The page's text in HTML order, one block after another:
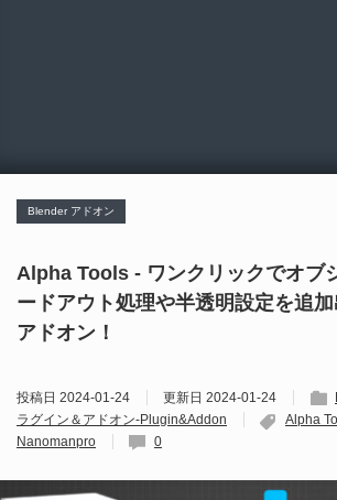
Blender アドオン
Alpha Tools - ワンクリックでオブ
ードアウト処理や半透明設定を追
アドオン！
投稿日 2024-01-24 更新日 2024-01-24
ラグイン＆アドオン-Plugin&Addon
Alpha
Nanomanpro
0